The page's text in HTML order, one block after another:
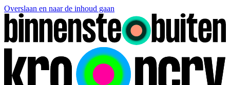
Overslaan en naar de inhoud gaan